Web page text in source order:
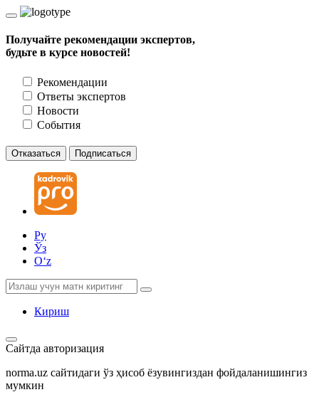
Получайте рекомендации экспертов,
будьте в курсе новостей!
Рекомендации
Ответы экспертов
Новости
События
Отказаться Подписаться
Ру
Ўз
Oʻz
Кириш
Сайтда авторизация
norma.uz сайтидаги ўз ҳисоб ёзувингиздан фойдаланишингиз
мумкин